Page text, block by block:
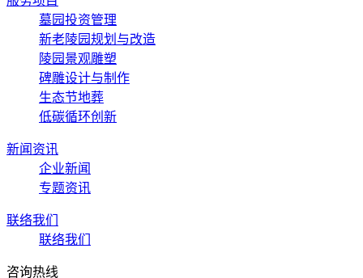
墓园投资管理
新老陵园规划与改造
陵园景观雕塑
碑雕设计与制作
生态节地葬
低碳循环创新
新闻资讯
企业新闻
专题资讯
联络我们
联络我们
咨询热线